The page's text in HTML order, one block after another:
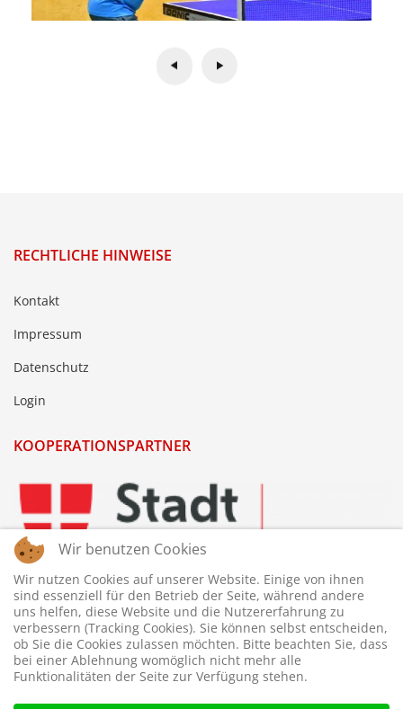
RECHTLICHE HINWEISE
Kontakt
Impressum
Datenschutz
Login
KOOPERATIONSPARTNER
Wir benutzen Cookies
Wir nutzen Cookies auf unserer Website. Einige von ihnen
sind essenziell für den Betrieb der Seite, während andere
uns helfen, diese Website und die Nutzererfahrung zu
verbessern (Tracking Cookies). Sie können selbst entscheiden,
ob Sie die Cookies zulassen möchten. Bitte beachten Sie, dass
bei einer Ablehnung womöglich nicht mehr alle
Funktionalitäten der Seite zur Verfügung stehen.